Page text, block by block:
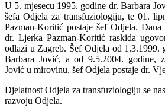
U 5. mjesecu 1995. godine dr. Barbara
šefa Odjela za transfuziologiju, te 01.
Pazman-Koritić postaje šef Odjela.
dr. Ljerka Pazman-Koritić raskida
odlazi u Zagreb. Šef Odjela od 1.3.1999.
Barbara Jović, a od 9.5.2004. godine,
Jović u mirovinu, šef Odjela postaje dr.
Djelatnost Odjela za transfuziologiju se
razvoju Odjela.